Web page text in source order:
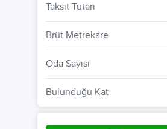
Taksit Tutarı
Brüt Metrekare
Oda Sayısı
Bulunduğu Kat